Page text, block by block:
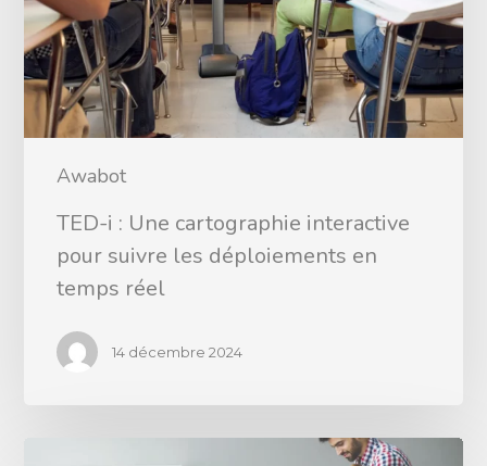
Awabot
TED-i : Une cartographie interactive
pour suivre les déploiements en
temps réel
14 décembre 2024